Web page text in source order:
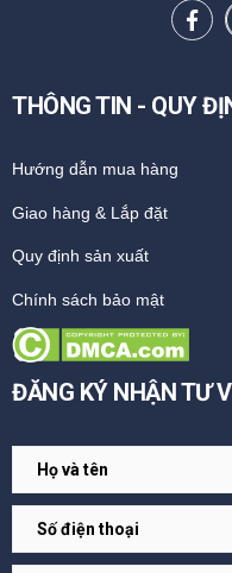
THÔNG TIN - QUY
Hướng dẫn mua hàng
Giao hàng & Lắp đặt
Quy định sản xuất
Chính sách bảo mật
ĐĂNG KÝ NHẬN TƯ